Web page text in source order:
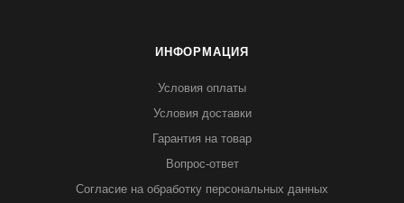
ИНФОРМАЦИЯ
Условия оплаты
Условия доставки
Гарантия на товар
Вопрос-ответ
Согласие на обработку персональных данных